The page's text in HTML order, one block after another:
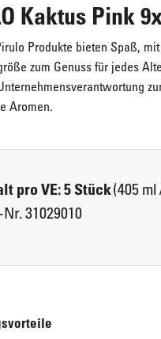
Maple
Kaktus Pink
Produkte bieten Spaß,
zum Genuss für jedes
Aromen.
pro VE: 5 Stück(405
31029010